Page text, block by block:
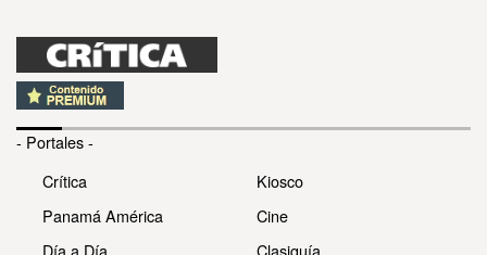
- Portales -
Crítica
Panamá América
Día a Día
Kiosco
Cine
Clasiguía